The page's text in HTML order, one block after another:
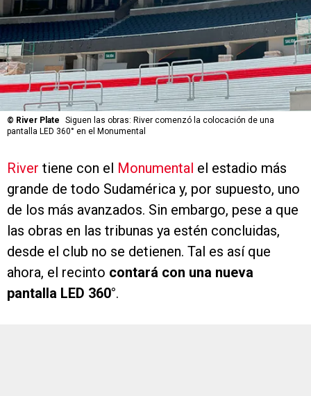
© River Plate
Siguen las obras: River comenzó la colocación de una
pantalla LED 360° en el Monumental
River tiene con el Monumental el estadio más
grande de todo Sudamérica y, por supuesto, uno
de los más avanzados. Sin embargo, pese a que
las obras en las tribunas ya estén concluidas,
desde el club no se detienen. Tal es así que
ahora, el recinto contará con una nueva
pantalla LED 360°.